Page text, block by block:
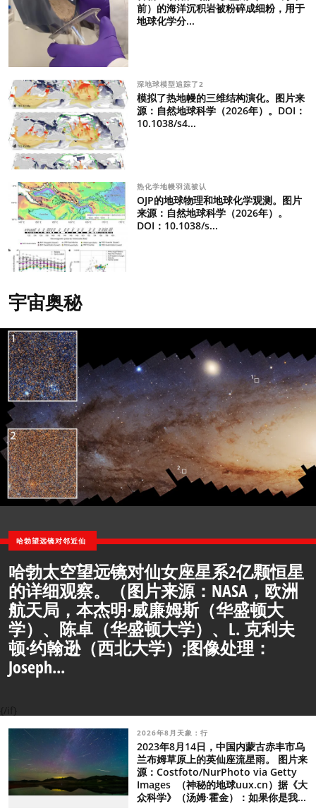
前）的海洋沉积岩被粉碎成细粉，用于
地球化学分...
深地球模型追踪了2
模拟了热地幔的三维结构演化。图片来
源：自然地球科学（2026年）。DOI：
10.1038/s4...
热化学地幔羽流被认
OJP的地球物理和地球化学观测。图片
来源：自然地球科学（2026年）。
DOI：10.1038/s...
宇宙奥秘
哈勃望远镜对邻近仙
哈勃太空望远镜对仙女座星系2亿颗恒星
的详细观察。（图片来源：NASA，欧洲
航天局，本杰明·威廉姆斯（华盛顿大
学）、陈卓（华盛顿大学）、L. 克利夫
顿·约翰逊（西北大学）;图像处理：
Joseph...
{/if}
2026年8月天象：行
2023年8月14日，中国内蒙古赤丰市乌
兰布姆草原上的英仙座流星雨。 图片来
源：Costfoto/NurPhoto via Getty
Images （神秘的地球uux.cn）据《大
众科学》（汤姆·霍金）：如果你是我...